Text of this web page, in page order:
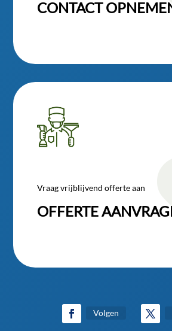
CONTACT
Vraag vrijblijvend offerte aan
OFFERTE
Volgen